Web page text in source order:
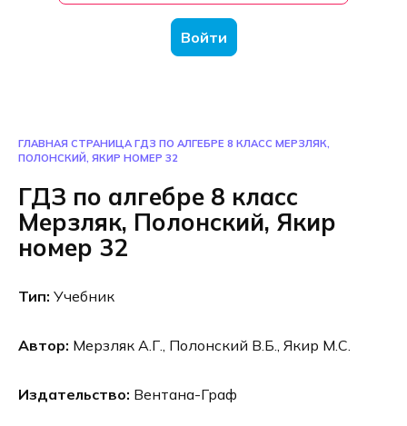
Войти
ГЛАВНАЯ СТРАНИЦА ГДЗ ПО АЛГЕБРЕ 8 КЛАСС МЕРЗЛЯК,
ПОЛОНСКИЙ, ЯКИР НОМЕР 32
ГДЗ по алгебре 8 класс
Мерзляк, Полонский, Якир
номер 32
Тип: Учебник
Автор: Мерзляк А.Г., Полонский В.Б., Якир М.С.
Издательство: Вентана-Граф